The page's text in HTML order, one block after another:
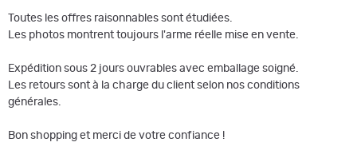
Toutes les offres raisonnables sont étudiées.
Les photos montrent toujours l'arme réelle mise en vente.
Expédition sous 2 jours ouvrables avec emballage soigné.
Les retours sont à la charge du client selon nos conditions
générales.
Bon shopping et merci de votre confiance !